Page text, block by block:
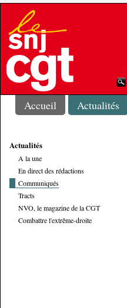
Accueil Actualités
Actualités
A la une
En direct des rédactions
Communiqués
Tracts
NVO, le magazine de la CGT
Combattre l'extrême-droite